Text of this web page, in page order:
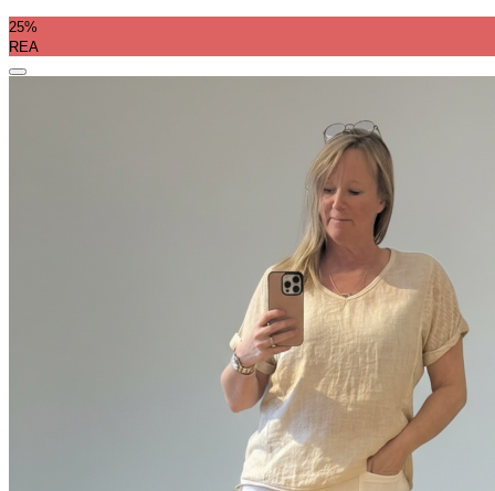
25%
REA